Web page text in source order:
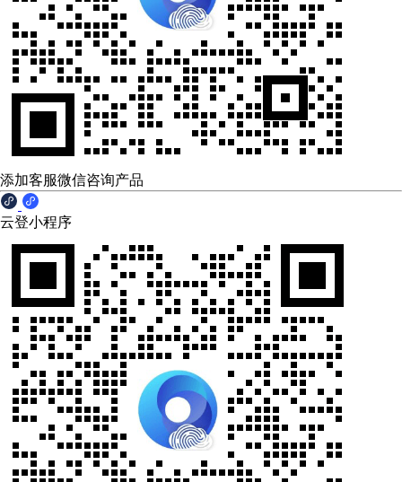
添加客服微信咨询产品
云登小程序